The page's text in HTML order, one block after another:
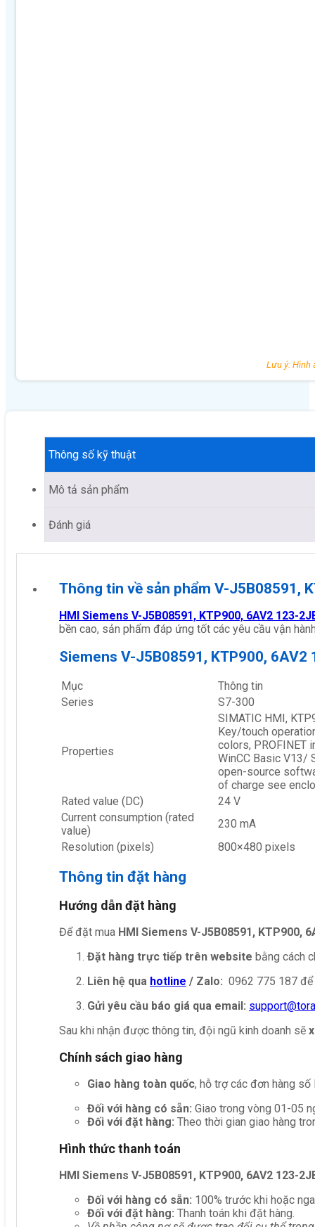
Lưu ý: Hình
Thông số kỹ thuật
Mô tả sản phẩm
Đánh giá
Thông tin về sản phẩm V-J5B08591,
HMI Siemens V-J5B08591, KTP900, 6AV2 123-
bền cao, sản phẩm đáp ứng tốt các yêu cầu vận
Siemens V-J5B08591, KTP900,
Mục
Thông tin
Series
S7-300
Properties
SIMATIC HMI,
Key/touch
colors, PROFINET
WinCC Basic V13/
open-source
of charge see
Rated value (DC)
24 V
Current consumption (rated
value)
230 mA
Resolution (pixels)
800×480 pixels
Thông tin đặt hàng
Hướng dẫn đặt hàng
Để đặt mua HMI Siemens V-J5B08591, KTP900,
Đặt hàng trực tiếp trên website bằng cách
Liên hệ qua hotline / Zalo: 0962 775 187
Gửi yêu cầu báo giá qua email:
Sau khi nhận được thông tin, đội ngũ kinh doanh sẽ
Chính sách giao hàng
Giao hàng toàn quốc, hỗ trợ các đơn hàng số
Đối với hàng có sẵn: Giao trong vòng 01-05
Đối với đặt hàng: Theo thời gian giao hàng
Hình thức thanh toán
HMI Siemens V-J5B08591, KTP900, 6AV2 123-
Đối với hàng có sẵn: 100% trước khi hoặc
Đối với đặt hàng: Thanh toán khi đặt hàng.